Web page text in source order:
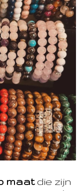
maatdie zijn